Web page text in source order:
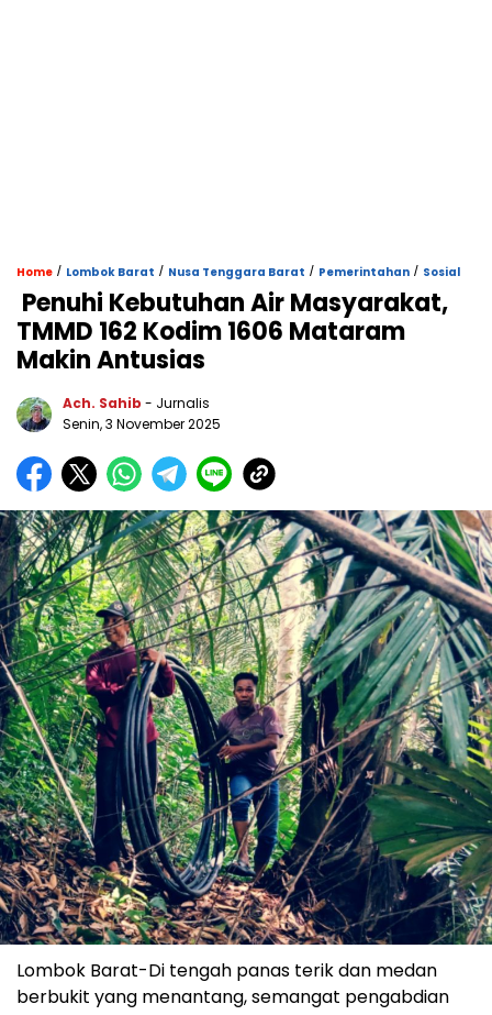
Home / Lombok Barat / Nusa Tenggara Barat / Pemerintahan / Sosial
Penuhi Kebutuhan Air Masyarakat,
TMMD 162 Kodim 1606 Mataram
Makin Antusias
Ach. Sahib - Jurnalis
Senin, 3 November 2025
Lombok Barat-Di tengah panas terik dan medan
berbukit yang menantang, semangat pengabdian